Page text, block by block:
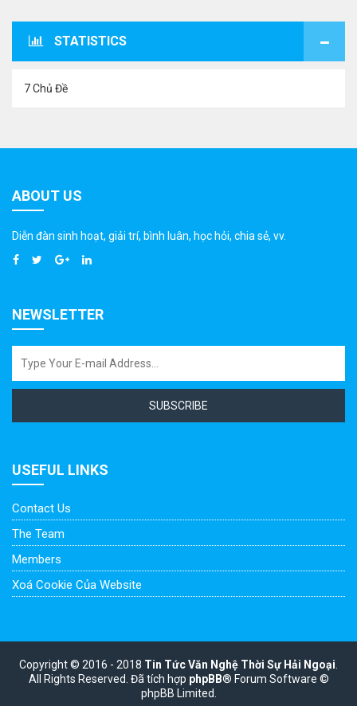
STATISTICS
7 Chủ Đề
ABOUT US
Diễn đàn sinh hoạt, giải trí, bình luân, học hỏi, chia sẻ, vv.
NEWSLETTER
SUBSCRIBE
USEFUL LINKS
Contact Us
The Team
Members
Xoá Cookie Của Website
Copyright © 2016 - 2018 Tin Tức Văn Nghệ Thời Sự Hải Ngoại
All Rights Reserved. Đã tích hợp phpBB® Forum Software ©
phpBB Limited.